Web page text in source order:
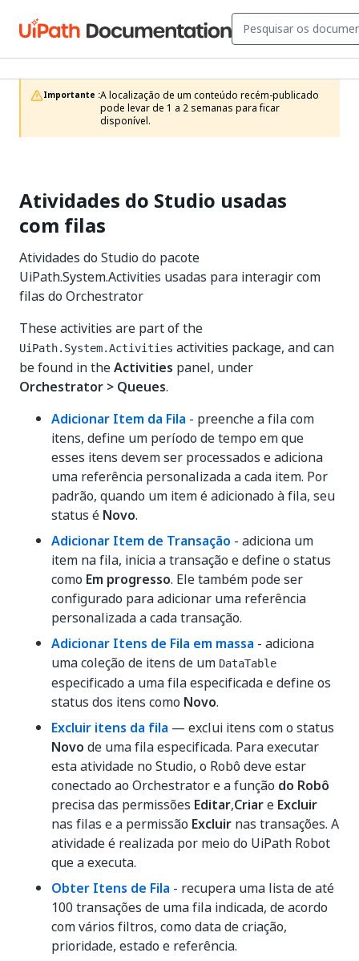
Importante :A localização de um conteúdo recém-publicado
pode levar de 1 a 2 semanas para ficar
disponível.
Atividades do Studio usadas
com filas
Atividades do Studio do pacote
UiPath.System.Activities usadas para interagir com
filas do Orchestrator
These activities are part of the
UiPath.System.Activities activities package, and can
be found in theActivities panel, under
Orchestrator > Queues.
Adicionar Item da Fila - preenche a fila com
itens, define um período de tempo em que
esses itens devem ser processados e adiciona
uma referência personalizada a cada item. Por
padrão, quando um item é adicionado à fila, seu
status é Novo.
Adicionar Item de Transação - adiciona um
item na fila, inicia a transação e define o status
como Em progresso. Ele também pode ser
configurado para adicionar uma referência
personalizada a cada transação.
Adicionar Itens de Fila em massa - adiciona
uma coleção de itens de um DataTable
especificado a uma fila especificada e define os
status dos itens como Novo.
Excluir itens da fila — exclui itens com o status
Novo de uma fila especificada. Para executar
esta atividade no Studio, o Robô deve estar
conectado ao Orchestrator e a função do Robô
precisa das permissões Editar,Criare Excluir
nas filas e a permissão Excluir nas transações. A
atividade é realizada por meio do UiPath Robot
que a executa.
Obter Itens de Fila - recupera uma lista de até
100 transações de uma fila indicada, de acordo
com vários filtros, como data de criação,
prioridade, estado e referência.